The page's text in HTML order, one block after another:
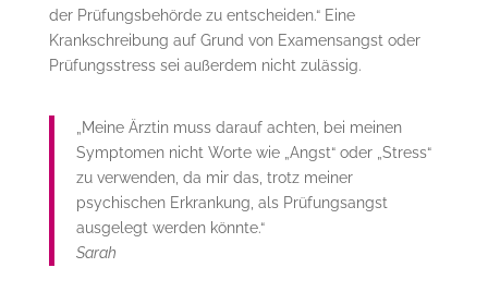
der Prüfungsbehörde zu entscheiden.“ Eine
Krankschreibung auf Grund von Examensangst oder
Prüfungsstress sei außerdem nicht zulässig.
„Meine Ärztin muss darauf achten, bei meinen
Symptomen nicht Worte wie „Angst“ oder „Stress“
zu verwenden, da mir das, trotz meiner
psychischen Erkrankung, als Prüfungsangst
ausgelegt werden könnte.“
Sarah